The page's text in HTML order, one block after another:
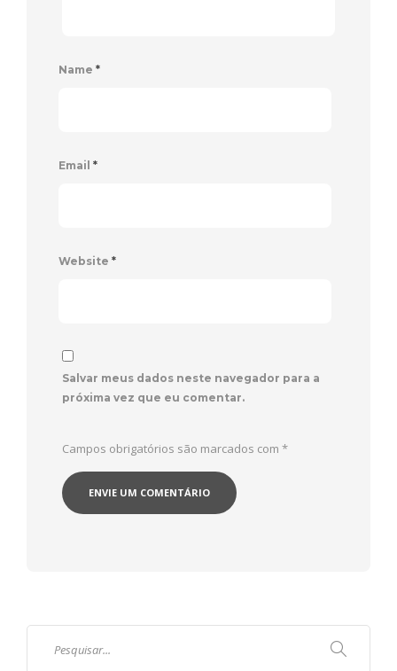
Name *
Email *
Website *
Salvar meus dados neste navegador para a
próxima vez que eu comentar.
Campos obrigatórios são marcados com *